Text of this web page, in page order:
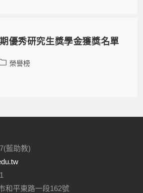
優秀研究生獎學金獲獎名單
榮譽榜
藍助教)
和平東路一段162號